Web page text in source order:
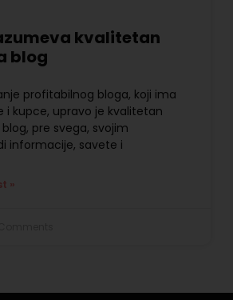
kvalitetan
blog
profitabilnog bloga, koji ima
i kupce, upravo je kvalitetan
pre svega, svojim
informacije, savete i
»